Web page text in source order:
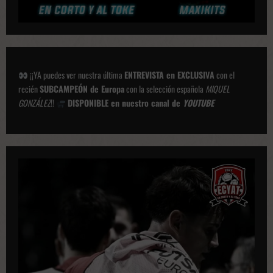
¡¡YA puedes ver nuestra última ENTREVISTA en EXCLUSIVAcon el
reciénSUBCAMPEÓN de Europacon la selección española MIQUEL
GONZÁLEZ!! DISPONIBLE en nuestro canal de YOUTUBE